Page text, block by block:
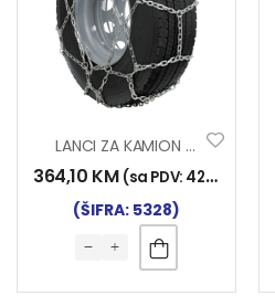
LANCI ZA KAMION PROFESIONAL 360
364,10 KM (sa PDV: 426,00
(ŠIFRA: 5328)